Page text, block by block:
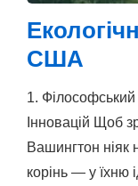
США
1.
Інновацій Щоб
Вашингтон ніяк
корінь — у їхню